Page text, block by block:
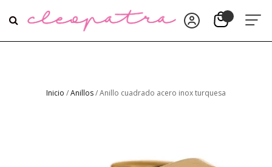
Inicio /Anillos/ Anillo cuadrado acero inox turquesa